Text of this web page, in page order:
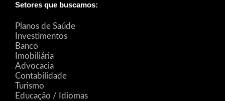
Setores que buscamos:
Planos de Saúde
Investimentos
Banco
Imobiliária
Advocacia
Contabilidade
Turismo
Educação / Idiomas